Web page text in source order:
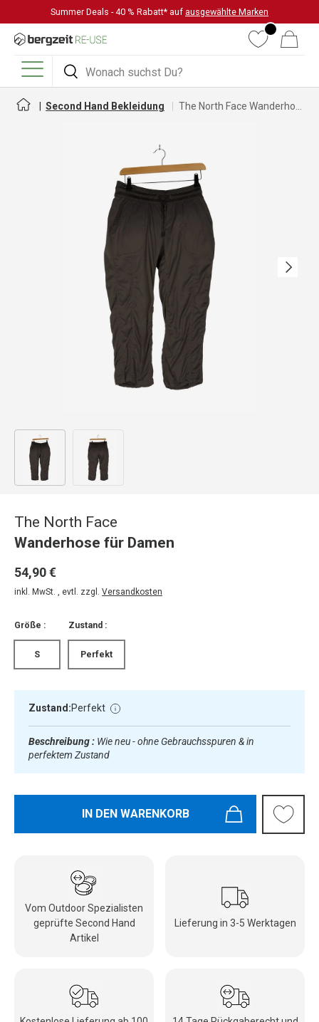
DIREKT ZUM INHALT
Summer Deals - 40 % Rabatt* auf ausgewählte Marken
Suchen
Suchen
WunschlisteWarenkorb
Menü
Second Hand Bekleidung
Nächste
Bild 1 in Galerieansicht laden
The North Face
Wanderhose für Damen
54,90 €
inkl. MwSt. , evtl. zzgl. Versandkosten
Größe :
S
Zustand :
Perfekt
Zustand:Perfekt
Beschreibung : Wie neu - ohne Gebrauchsspuren & in
perfektem Zustand
IN DEN WARENKORB
Vom Outdoor Spezialisten
geprüfte Second Hand
Artikel
Lieferung in 3-5 Werktagen